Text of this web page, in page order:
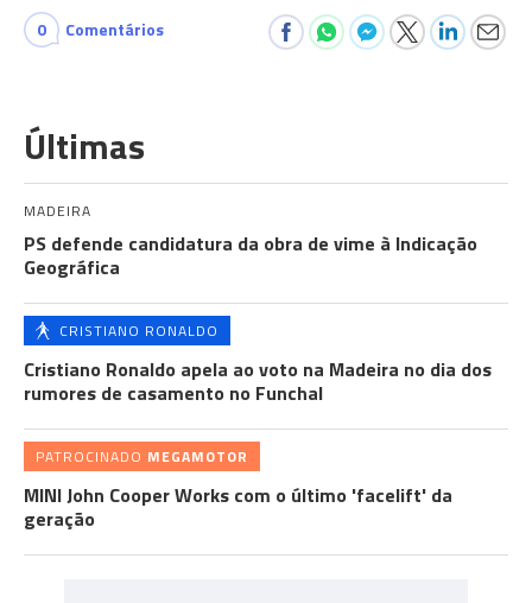
0 Comentários
Últimas
MADEIRA
PS defende candidatura da obra de vime à Indicação
Geográfica
CRISTIANO RONALDO
Cristiano Ronaldo apela ao voto na Madeira no dia dos
rumores de casamento no Funchal
PATROCINADO MEGAMOTOR
MINI John Cooper Works com o último 'facelift' da
geração